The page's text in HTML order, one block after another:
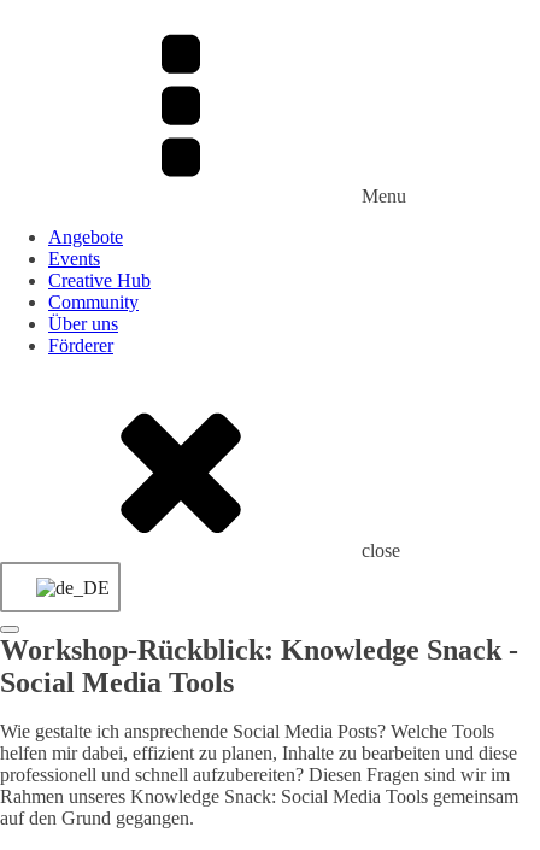
Menu
Angebote
Events
Creative Hub
Community
Über uns
Förderer
close
Workshop-Rückblick: Knowledge Snack -
Social Media Tools
Wie gestalte ich ansprechende Social Media Posts? Welche Tools
helfen mir dabei, effizient zu planen, Inhalte zu bearbeiten und diese
professionell und schnell aufzubereiten? Diesen Fragen sind wir im
Rahmen unseres Knowledge Snack: Social Media Tools gemeinsam
auf den Grund gegangen.